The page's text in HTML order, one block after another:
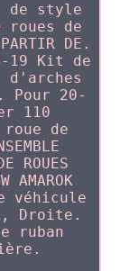
de style
roues de
DE.
19 Kit de
d'arches
Pour 20-
110
de
ROUES
AMAROK
véhicule
Droite.
ruban